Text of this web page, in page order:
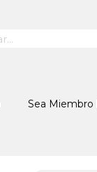
Sea Miembro